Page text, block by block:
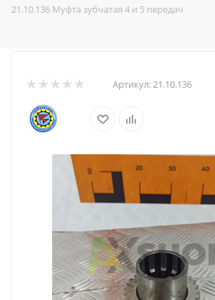
21.10.136 Муфта зубчатая 4 и 5 передач
Артикул:21.10.136